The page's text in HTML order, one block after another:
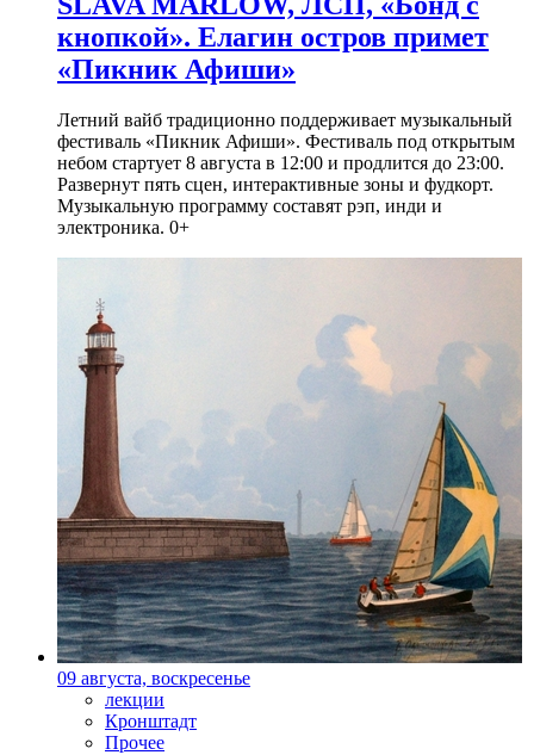
кнопкой». Елагин остров примет
«Пикник Афиши»
Летний вайб традиционно поддерживает музыкальный
фестиваль «Пикник Афиши». Фестиваль под открытым
небом стартует 8 августа в 12:00 и продлится до 23:00.
Развернут пять сцен, интерактивные зоны и фудкорт.
Музыкальную программу составят рэп, инди и
электроника. 0+
09 августа, воскресенье
лекции
Кронштадт
Прочее